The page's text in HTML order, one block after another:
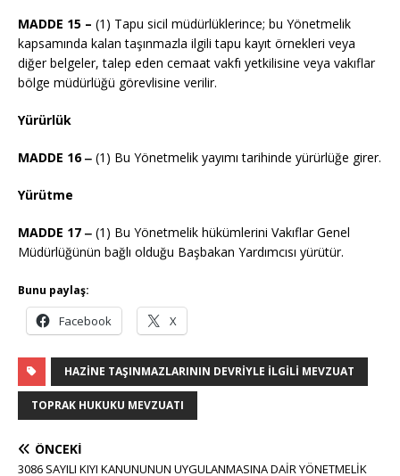
MADDE 15 – (1) Tapu sicil müdürlüklerince; bu Yönetmelik
kapsamında kalan taşınmazla ilgili tapu kayıt örnekleri veya
diğer belgeler, talep eden cemaat vakfı yetkilisine veya vakıflar
bölge müdürlüğü görevlisine verilir.
Yürürlük
MADDE 16 ‒ (1) Bu Yönetmelik yayımı tarihinde yürürlüğe girer.
Yürütme
MADDE 17 ‒ (1) Bu Yönetmelik hükümlerini Vakıflar Genel
Müdürlüğünün bağlı olduğu Başbakan Yardımcısı yürütür.
Bunu paylaş:
Facebook X
HAZINE TAŞINMAZLARININ DEVRIYLE İLGILI MEVZUAT
TOPRAK HUKUKU MEVZUATI
ÖNCEKI
3086 SAYILI KIYI KANUNUNUN UYGULANMASINA DAİR YÖNETMELİK